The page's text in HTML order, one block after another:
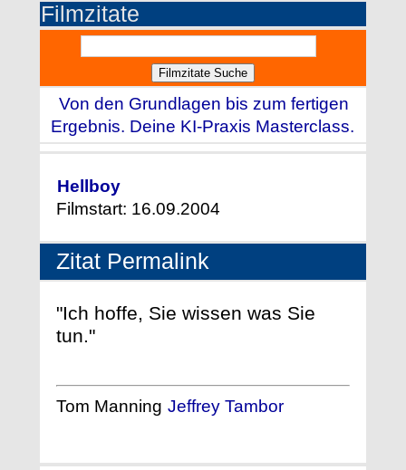
Filmzitate
Von den Grundlagen bis zum fertigen
Ergebnis. Deine KI-Praxis Masterclass.
Hellboy
Filmstart: 16.09.2004
Zitat Permalink
"Ich hoffe, Sie wissen was Sie
tun."
Tom Manning Jeffrey Tambor